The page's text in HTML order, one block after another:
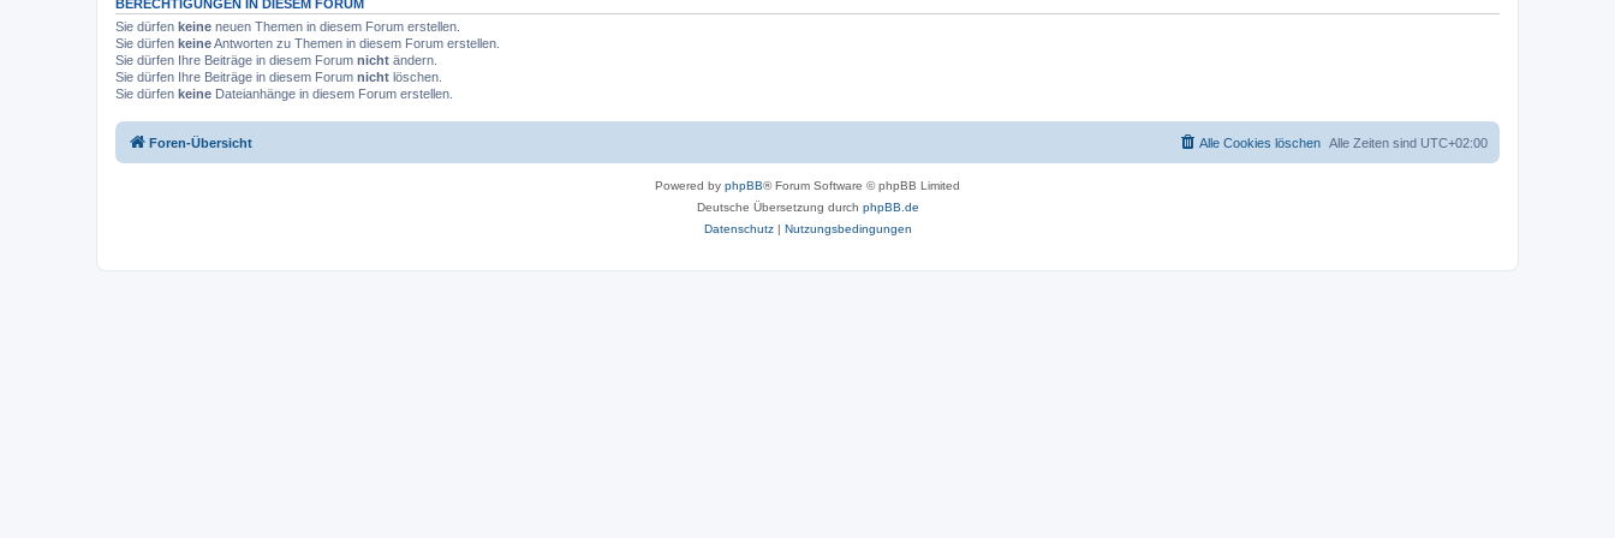
BERECHTIGUNGEN IN DIESEM FORUM
Sie dürfen keine neuen Themen in diesem Forum erstellen.
Sie dürfen keineAntworten zu Themen in diesem Forum erstellen.
Sie dürfen Ihre Beiträge in diesem Forum nicht ändern.
Sie dürfen Ihre Beiträge in diesem Forum nicht löschen.
Sie dürfen keine Dateianhänge in diesem Forum erstellen.
Foren-Übersicht Alle Zeiten sind UTC+02:00
Alle Cookies löschen
Powered by phpBB® Forum Software © phpBB Limited
Deutsche Übersetzung durch phpBB.de
Datenschutz| Nutzungsbedingungen